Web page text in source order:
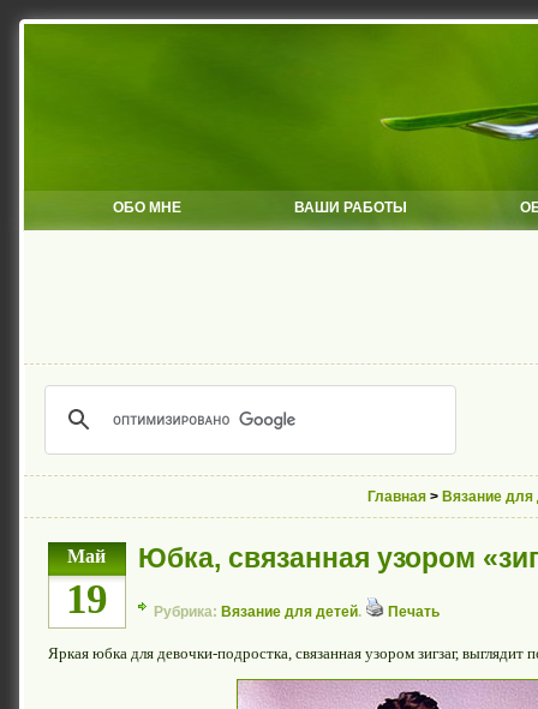
ОБО МНЕ ВАШИ РАБОТЫ
Главная > Вязание для
Май
19
Юбка, связанная узором
Рубрика: Вязание для детей. Печать
Яркая юбка для девочки-подростка, связанная узором зигзаг, выглядит